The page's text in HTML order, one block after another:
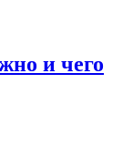
и чего